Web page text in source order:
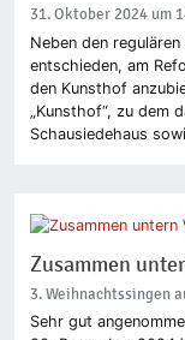
31. Oktober 2024 um
Neben den
entschieden, am
den Kunsthof
„Kunsthof“, zu dem
Schausiedehaus
Zusammen
3. Weihnachtssingen
Sehr gut